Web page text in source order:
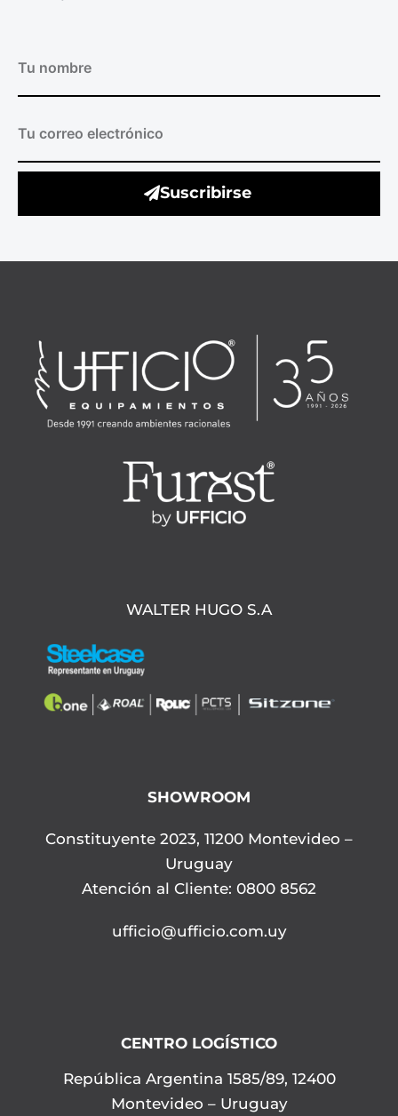
Suscribirse
WALTER HUGO S.A
SHOWROOM
Constituyente 2023, 11200 Montevideo –
Uruguay
Atención al Cliente: 0800 8562
ufficio@ufficio.com.uy
CENTRO LOGÍSTICO
República Argentina 1585/89, 12400
Montevideo – Uruguay